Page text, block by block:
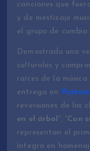
canciones que
y de mestizaje
el grupo de cumbia
Demostrado una
culturales y
raíces de la
entrega en
reversiones de los
en el árbol”,“Con
representan el
íntegro en